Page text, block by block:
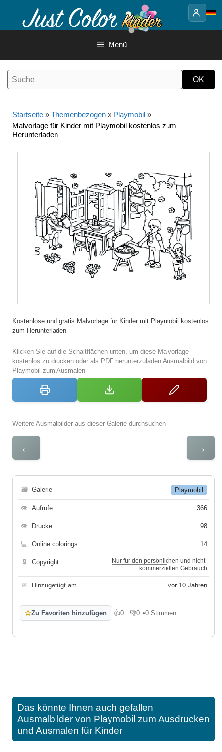
Inhalt
Menü
Startseite » Themenbezogen » Playmobil »
Malvorlage für Kinder mit Playmobil kostenlos zum
Herunterladen
Kostenlose und gratis Malvorlage für Kinder mit Playmobil kostenlos
zum Herunterladen
Klicken Sie auf die Schaltflächen unten, um diese Malvorlage
kostenlos zu drucken oder als PDF herunterzuladen Ausmalbild von
Playmobil zum Ausmalen
Weitere Ausmalbilder aus dieser Galerie durchsuchen
← →
🗃 Galerie Playmobil
👁 Aufrufe 366
👁 Drucke 98
💻 Online colorings 14
🔒 Copyright
Nur für den persönlichen und nicht-
kommerziellen Gebrauch
📅 Hinzugefügt am vor 10 Jahren
☆Zu Favoriten hinzufügen 👍0
Gefällt mir
👎0
Gefällt mir nicht
•0 Stimmen
Das könnte Ihnen auch gefallen
Ausmalbilder von Playmobil zum Ausdrucken
und Ausmalen für Kinder